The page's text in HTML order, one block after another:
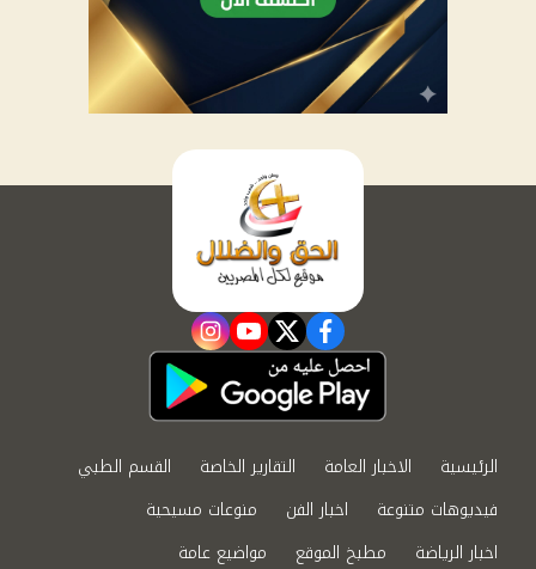
facebook
twitter
youtube
instagram
الرئيسية الاخبار العامة التقارير الخاصة
القسم الطبي
فيديوهات متنوعة
اخبار الفن
منوعات مسيحية
اخبار الرياضة
مطبخ الموقع مواضيع عامة